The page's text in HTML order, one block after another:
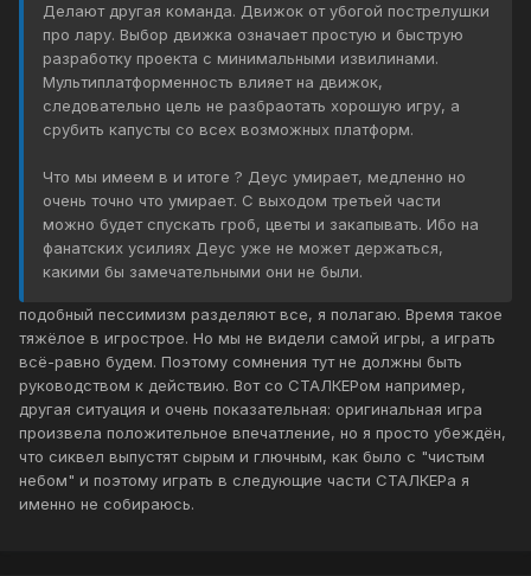
Делают другая команда. Движок от убогой пострелушки
про лару. Выбор движка означает простую и быструю
разработку проекта с минимальными извилинами.
Мультиплатформенность влияет на движок,
следовательно цель не разбраотать хорошую игру, а
срубить капусты со всех возможных платформ.
Что мы имеем в и итоге ? Деус умирает, медленно но
очень точно что умирает. С выходом третьей части
можно будет спускать гроб, цветы и закапывать. Ибо на
фанатских усилиях Деус уже не может держаться,
какими бы замечательными они не были.
подобный пессимизм разделяют все, я полагаю. Время такое
тяжёлое в игрострое. Но мы не видели самой игры, а играть
всё-равно будем. Поэтому сомнения тут не должны быть
руководством к действию. Вот со СТАЛКЕРом например,
другая ситуация и очень показательная: оригинальная игра
произвела положительное впечатление, но я просто убеждён,
что сиквел выпустят сырым и глючным, как было с "чистым
небом" и поэтому играть в следующие части СТАЛКЕРа я
именно не собираюсь.